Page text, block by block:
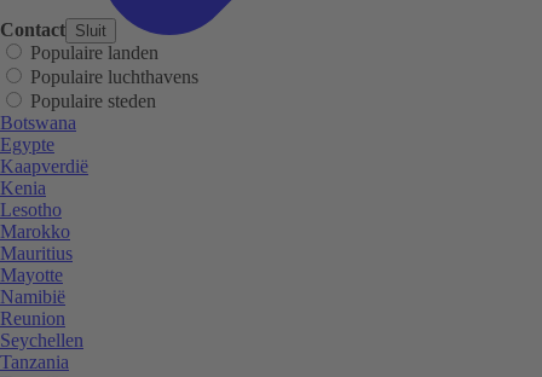
Contact Sluit
Populaire landen
Populaire luchthavens
Populaire steden
Botswana
Egypte
Kaapverdië
Kenia
Lesotho
Marokko
Mauritius
Mayotte
Namibië
Reunion
Seychellen
Tanzania